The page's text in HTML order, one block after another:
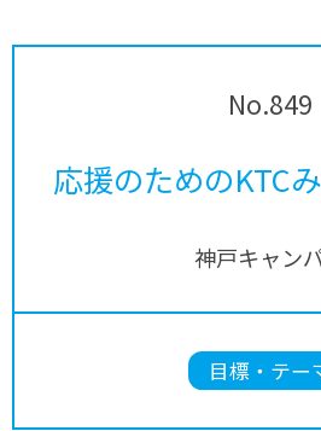
No.849
応援のためのKTC
神戸キャン
目標・テー